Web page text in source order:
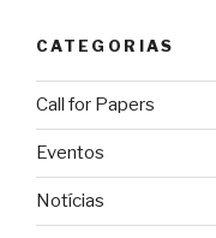
CATEGORIAS
Call for Papers
Eventos
Notícias